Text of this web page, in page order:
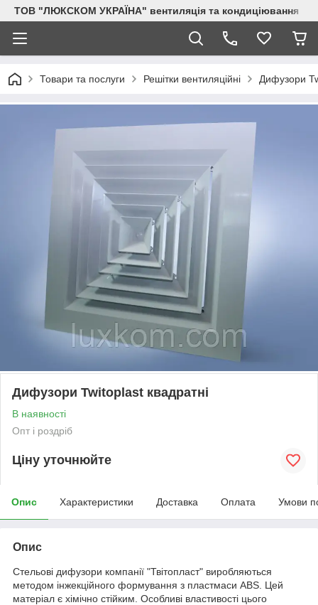
ТОВ "ЛЮКСКОМ УКРАЇНА" вентиляція та кондиціювання
Товари та послуги Решітки вентиляційні Дифузори
Дифузори Twitoplast квадратні
В наявності
Опт і роздріб
Ціну уточнюйте
Опис Характеристики Доставка Оплата Умови
Опис
Стельові дифузори компанії "Твітопласт" виробляються
методом інжекційного формування з пластмаси АВЅ. Цей
матеріал є хімічно стійким. Особливі властивості цього